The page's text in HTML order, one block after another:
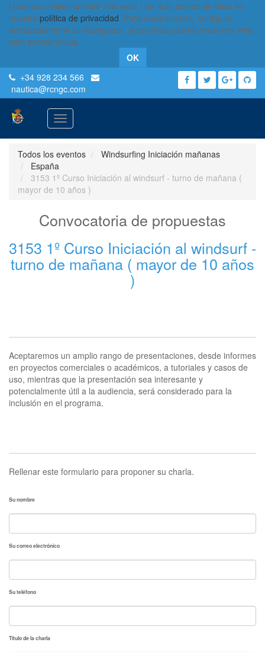
Usamos cookies en este sitio web. Lea más acerca de ellas en
nuestra política de privacidad. Para desactivarlas, configure
adecuadamente su navegador. Si continúa usando este sitio web,
está aceptándolas.
OK
+34 928 234 566
nautica@rcngc.com
Activar
navegación
Todos los eventos
Windsurfing Iniciación mañanas
España
3153 1º Curso Iniciación al windsurf - turno de mañana (
mayor de 10 años )
Convocatoria de propuestas
3153 1º Curso Iniciación al windsurf -
turno de mañana ( mayor de 10 años
)
Aceptaremos un amplio rango de presentaciones, desde informes
en proyectos comerciales o académicos, a tutoriales y casos de
uso, mientras que la presentación sea interesante y
potencialmente útil a la audiencia, será considerado para la
inclusión en el programa.
Rellenar este formulario para proponer su charla.
Su nombre
Su correo electrónico
Su teléfono
Título de la charla